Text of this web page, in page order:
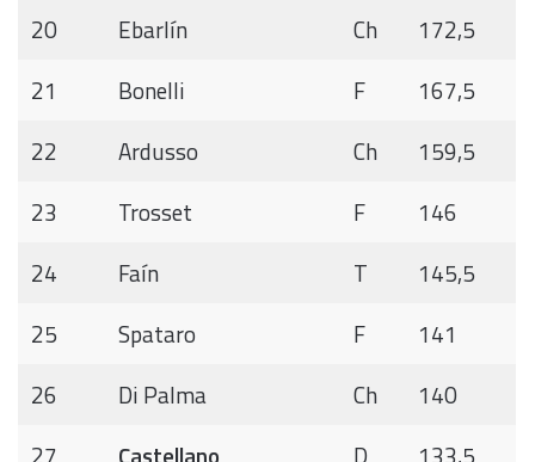
20 Ebarlín Ch
172,5
21
Bonelli F
167,5
22
Ardusso Ch
159,5
23
Trosset F
146
24
Faín T
145,5
25
Spataro F
141
26
Di Palma Ch
140